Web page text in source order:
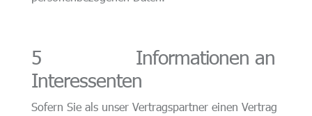
5 Informationen an
Interessenten
Sofern Sie als unser Vertragspartner einen Vertrag